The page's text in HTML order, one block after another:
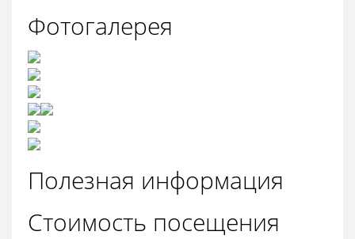
Фотогалерея
Полезная информация
Стоимость посещения